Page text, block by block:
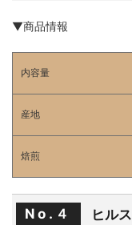
▼商品情報
内容量
産地
焙煎
No.４ ヒルス